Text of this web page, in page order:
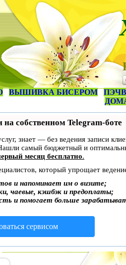
ВЫШИВКА БИСЕРОМ
собственном Telegram-боте
знает — без ведения записи
самый бюджетный и
месяц бесплатно.
который упрощает
и напоминает им о визите;
чаевые, кэшбэк и предоплаты;
и помогает больше
сервисом